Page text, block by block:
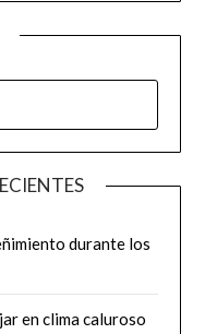
durante los
en clima caluroso